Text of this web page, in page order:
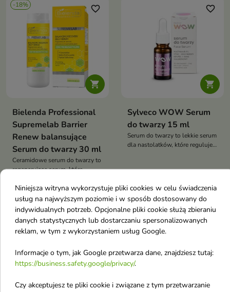
przywracać skórze gładkość
-18%

favorite_border
Bielenda Professional
Supremelab Barrier
Renew balansujące
Serum do twarzy 30 ml
Ceramidowe serum do twarzy to
regenerujące serum, które
hydrolipidową, intensywnie
nawilża i wzmacnia skórę

favorite_border
Sylveco WOW Serum
do twarzy 15 ml
Serum do twarzy to lekkie serum
dla nastolatków, które reguluje
favorite_border
Nowość
Obecnie brak na stanie
favorite_border
Niniejsza witryna wykorzystuje pliki cookies w celu świadczenia
usług na najwyższym poziomie i w sposób dostosowany do
indywidualnych potrzeb. Opcjonalne pliki cookie służą zbieraniu
danych statystycznych lub dostarczaniu spersonalizowanych
reklam, w tym z wykorzystaniem usług Google.
Informacje o tym, jak Google przetwarza dane, znajdziesz tutaj:
https://business.safety.google/privacy/.
Czy akceptujesz te pliki cookie i związane z tym przetwarzanie